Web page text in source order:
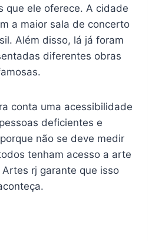
que ele oferece. A cidade
a maior sala de concerto
Além disso, lá já foram
diferentes obras
conta uma acessibilidade
deficientes e
não se deve medir
tenham acesso a arte
rj garante que isso